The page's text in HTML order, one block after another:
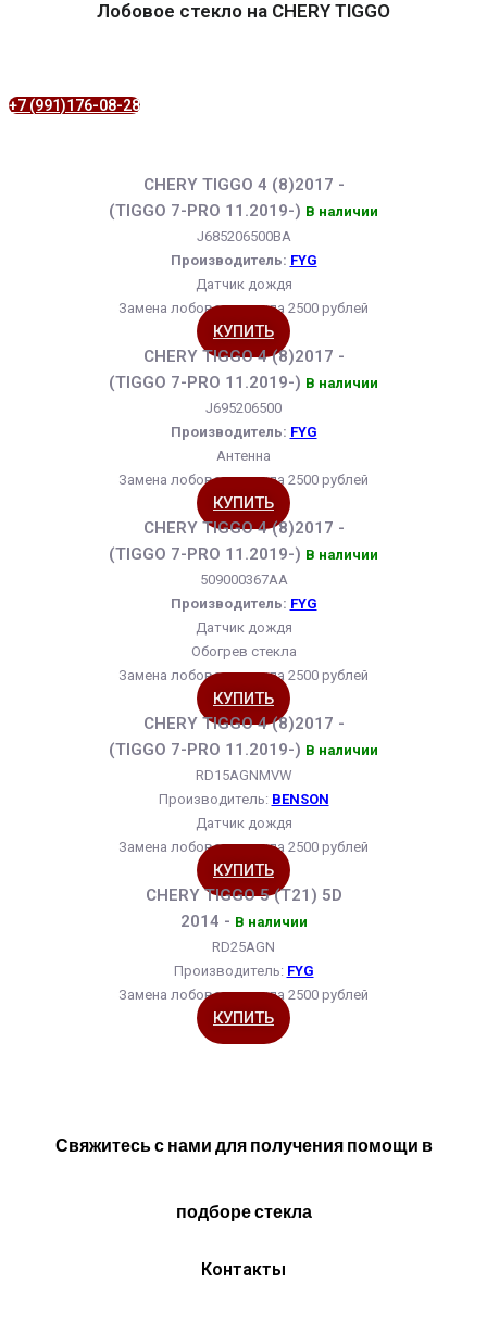
Лобовое стекло на CHERY TIGGO
+7 (991)176-08-28
CHERY TIGGO 4 (8)2017 -
(TIGGO 7-PRO 11.2019-) В наличии
J685206500BA
Производитель: FYG
Датчик дождя
Замена лобового стекла 2500 рублей
КУПИТЬ
CHERY TIGGO 4 (8)2017 -
(TIGGO 7-PRO 11.2019-) В наличии
J695206500
Производитель: FYG
Антенна
Замена лобового стекла 2500 рублей
КУПИТЬ
CHERY TIGGO 4 (8)2017 -
(TIGGO 7-PRO 11.2019-) В наличии
509000367AA
Производитель: FYG
Датчик дождя
Обогрев стекла
Замена лобового стекла 2500 рублей
КУПИТЬ
CHERY TIGGO 4 (8)2017 -
(TIGGO 7-PRO 11.2019-) В наличии
RD15AGNMVW
Производитель: BENSON
Датчик дождя
Замена лобового стекла 2500 рублей
КУПИТЬ
CHERY TIGGO 5 (T21) 5D
2014 - В наличии
RD25AGN
Производитель: FYG
Замена лобового стекла 2500 рублей
КУПИТЬ
Свяжитесь с нами для получения помощи в
подборе стекла
Контакты